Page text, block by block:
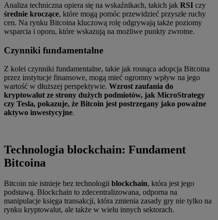
Analiza techniczna opiera się na wskaźnikach, takich jak RSI czy
średnie kroczące, które mogą pomóc przewidzieć przyszłe ruchy
cen. Na rynku Bitcoina kluczową rolę odgrywają także poziomy
wsparcia i oporu, które wskazują na możliwe punkty zwrotne.
Czynniki fundamentalne
Z kolei czynniki fundamentalne, takie jak rosnąca adopcja Bitcoina
przez instytucje finansowe, mogą mieć ogromny wpływ na jego
wartość w dłuższej perspektywie. Wzrost zaufania do
kryptowalut ze strony dużych podmiotów, jak MicroStrategy
czy Tesla, pokazuje, że Bitcoin jest postrzegany jako poważne
aktywo inwestycyjne.
Technologia blockchain: Fundament
Bitcoina
Bitcoin nie istnieje bez technologii blockchain, która jest jego
podstawą. Blockchain to zdecentralizowana, odporna na
manipulacje księga transakcji, która zmienia zasady gry nie tylko na
rynku kryptowalut, ale także w wielu innych sektorach.